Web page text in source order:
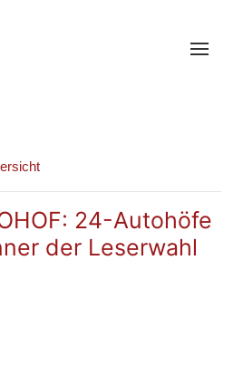
24-Autohöfe
der Leserwahl